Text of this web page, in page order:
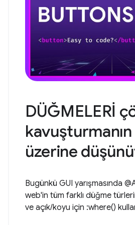
DÜĞMELERİ
kavuşturmanın
üzerine
Bugünkü GUI yarışmasında
web'in tüm farklı düğme
ve açık/koyu için :where()